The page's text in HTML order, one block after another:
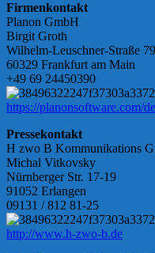
Firmenkontakt
Planon GmbH
Birgit Groth
Wilhelm-Leuschner-Straße 79
60329 Frankfurt am Main
+49 69 24450390
https://planonsoftware.com/
Pressekontakt
H zwo B Kommunikations
Michal Vitkovsky
Nürnberger Str. 17-19
91052 Erlangen
09131 / 812 81-25
http://www.h-zwo-b.de